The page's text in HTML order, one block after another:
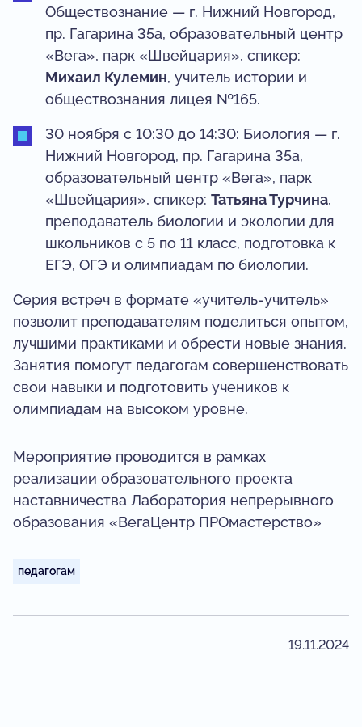
Обществознание — г. Нижний Новгород,
пр. Гагарина 35а, образовательный центр
«Вега», парк «Швейцария», спикер:
Михаил Кулемин, учитель истории и
обществознания лицея №165.
30 ноября с 10:30 до 14:30: Биология — г.
Нижний Новгород, пр. Гагарина 35а,
образовательный центр «Вега», парк
«Швейцария», спикер: Татьяна Турчина,
преподаватель биологии и экологии для
школьников с 5 по 11 класс, подготовка к
ЕГЭ, ОГЭ и олимпиадам по биологии.
Серия встреч в формате «учитель-учитель»
позволит преподавателям поделиться опытом,
лучшими практиками и обрести новые знания.
Занятия помогут педагогам совершенствовать
свои навыки и подготовить учеников к
олимпиадам на высоком уровне.
Мероприятие проводится в рамках
реализации образовательного проекта
наставничества Лаборатория непрерывного
образования «ВегаЦентр ПРОмастерство»
педагогам
19.11.2024